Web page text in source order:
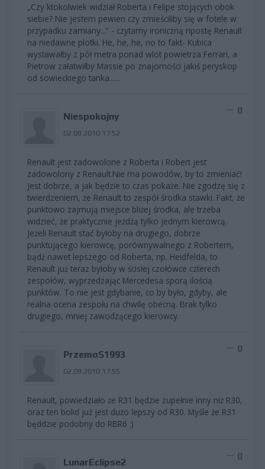
„Czy ktokolwiek widział Roberta i Felipe stojących obok
siebie? Nie jestem pewien czy zmieściliby się w fotele w
przypadku zamiany...” - czytamy ironiczną ripostę Renault
na niedawne plotki. He, he, he, no to fakt- Kubica
wystawałby z pół metra ponad wlot powietrza Ferrari, a
Pietrow załatwiłby Massie po znajomości jakiś peryskop
od sowieckiego tanka......
Niespokojny
02.09.2010 17:52
0
Renault jest zadowolone z Roberta i Robert jest
zadowolony z Renault.Nie ma powodów, by to zmieniać!
Jest dobrze, a jak będzie to czas pokaże. Nie zgodzę się z
twierdzeniem, że Renault to zespół środka stawki. Fakt, że
punktowo zajmują miejsce bliżej środka, ale trzeba
widzieć, że praktycznie jeżdżą tylko jednym kierowcą.
Jeżeli Renault stać byłoby na drugiego, dobrze
punktującego kierowcę, porównywalnego z Robertem,
bądź nawet lepszego od Roberta, np. Heidfelda, to
Renault już teraz byłoby w ścisłej czołówce czterech
zespołów, wyprzedzając Mercedesa sporą ilością
punktów. To nie jest gdybanie, co by było, gdyby, ale
realna ocena zespołu na chwilę obecną. Brak tylko
drugiego, mniej zawodzącego kierowcy.
PrzemoS1993
02.09.2010 17:55
0
Renault, powiedziało że R31 będzie zupełnie inny niż R30,
oraz ten bolid już jest dużo lepszy od R30. Myśle że R31
będdzie podobny do RBR6 :)
LunarEclipse2
0